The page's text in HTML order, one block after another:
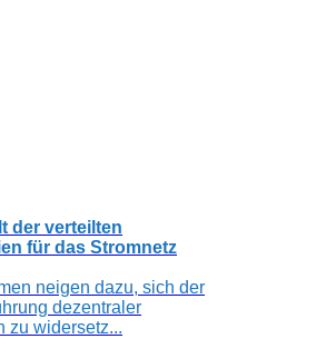
der verteilten
für das Stromnetz
neigen dazu, sich der
dezentraler
zu widersetz...